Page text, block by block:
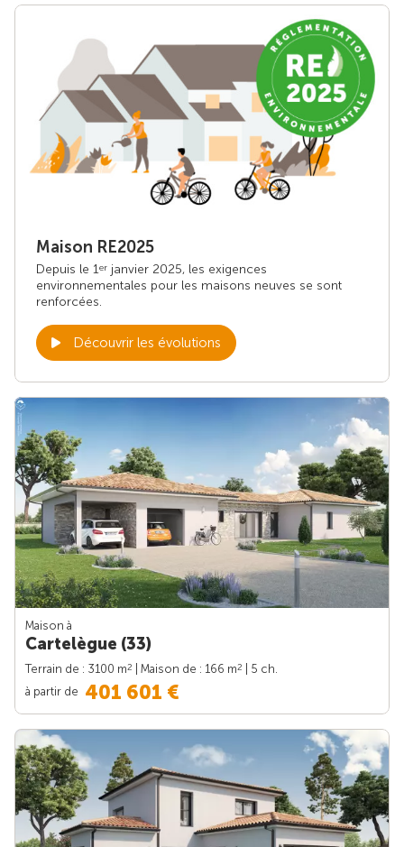
Maison RE2025
Depuis le 1er janvier 2025, les exigences
environnementales pour les maisons neuves se sont
renforcées.
Découvrir les évolutions
Maison à
Cartelègue (33)
Terrain de : 3100 m2 | Maison de : 166 m2
| 5 ch.
à partir de 401 601 €